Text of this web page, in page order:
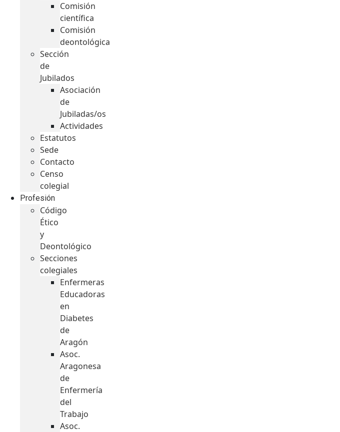
Comisión
científica
Comisión
deontológica
Sección
de
Jubilados
Asociación
de
Jubiladas/os
Actividades
Estatutos
Sede
Contacto
Censo
colegial
Profesión
Código
Ético
y
Deontológico
Secciones
colegiales
Enfermeras
Educadoras
en
Diabetes
de
Aragón
Asoc.
Aragonesa
de
Enfermería
del
Trabajo
Asoc.